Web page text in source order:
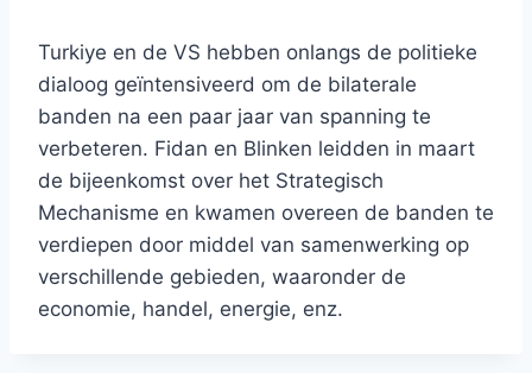
Turkiye en de VS hebben onlangs de politieke
dialoog geïntensiveerd om de bilaterale
banden na een paar jaar van spanning te
verbeteren. Fidan en Blinken leidden in maart
de bijeenkomst over het Strategisch
Mechanisme en kwamen overeen de banden te
verdiepen door middel van samenwerking op
verschillende gebieden, waaronder de
economie, handel, energie, enz.